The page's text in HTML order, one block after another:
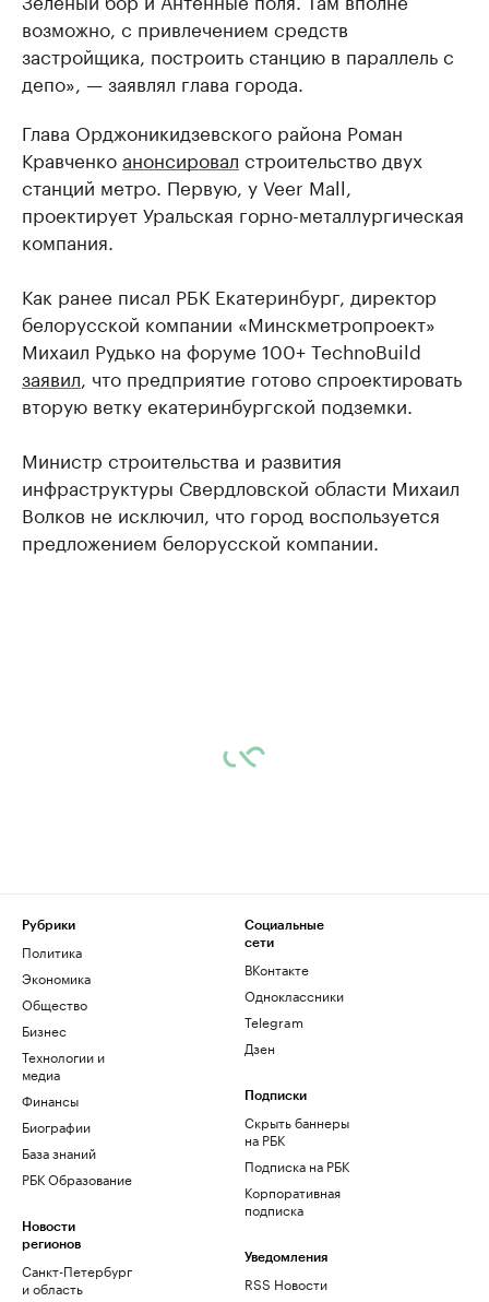
возможно, с привлечением средств
застройщика, построить станцию в параллель с
депо», — заявлял глава города.
Глава Орджоникидзевского района Роман
Кравченкоанонсировал строительство двух
станций метро. Первую, у Veer Mall,
проектирует Уральская горно-металлургическая
компания.
Как ранее писал РБК Екатеринбург, директор
белорусской компании «Минскметропроект»
Михаил Рудько на форуме 100+ TechnoBuild
заявил , что предприятие готово спроектировать
вторую ветку екатеринбургской подземки.
Министр строительства и развития
инфраструктуры Свердловской области Михаил
Волков не исключил, что город воспользуется
предложением белорусской компании.
Рубрики
Политика
Экономика
Общество
Бизнес
Технологии и
медиа
Финансы
Биографии
База знаний
РБК Образование
Новости
регионов
Санкт-Петербург
и область
Социальные
сети
ВКонтакте
Одноклассники
Telegram
Дзен
Подписки
Скрыть баннеры
на РБК
Подписка на РБК
Корпоративная
подписка
Уведомления
RSS Новости